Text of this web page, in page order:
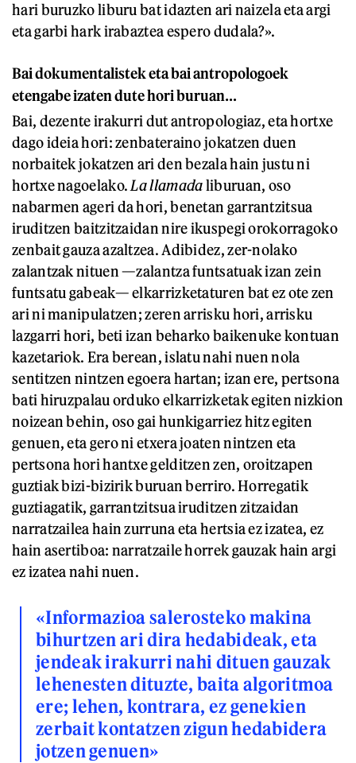
hari buruzko liburu bat idazten ari naizela eta argi
eta garbi hark irabaztea espero dudala?».
Bai dokumentalistek eta bai antropologoek
etengabe izaten dute hori buruan…
Bai, dezente irakurri dut antropologiaz, eta hortxe
dago ideia hori: zenbateraino jokatzen duen
norbaitek jokatzen ari den bezala hain justu ni
hortxe nagoelako. La llamadaliburuan, oso
nabarmen ageri da hori, benetan garrantzitsua
iruditzen baitzitzaidan nire ikuspegi orokorragoko
zenbait gauza azaltzea. Adibidez, zer-nolako
zalantzak nituen —zalantza funtsatuak izan zein
funtsatu gabeak— elkarrizketaturen bat ez ote zen
ari ni manipulatzen; zeren arrisku hori, arrisku
lazgarri hori, beti izan beharko baikenuke kontuan
kazetariok. Era berean, islatu nahi nuen nola
sentitzen nintzen egoera hartan; izan ere, pertsona
bati hiruzpalau orduko elkarrizketak egiten nizkion
noizean behin, oso gai hunkigarriez hitz egiten
genuen, eta gero ni etxera joaten nintzen eta
pertsona hori hantxe gelditzen zen, oroitzapen
guztiak bizi-bizirik buruan berriro. Horregatik
guztiagatik, garrantzitsua iruditzen zitzaidan
narratzailea hain zurruna eta hertsia ez izatea, ez
hain asertiboa: narratzaile horrek gauzak hain argi
ez izatea nahi nuen.
«Informazioa salerosteko makina
bihurtzen ari dira hedabideak, eta
jendeak irakurri nahi dituen gauzak
lehenesten dituzte, baita algoritmoa
ere; lehen, kontrara, ez genekien
zerbait kontatzen zigun hedabidera
jotzen genuen»